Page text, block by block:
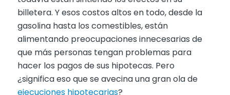
billetera. Y esos costos altos en todo, desde la
gasolina hasta los comestibles, están
alimentando preocupaciones innecesarias de
que más personas tengan problemas para
hacer los pagos de sus hipotecas. Pero
¿significa eso que se avecina una gran ola de
ejecuciones hipotecarias?